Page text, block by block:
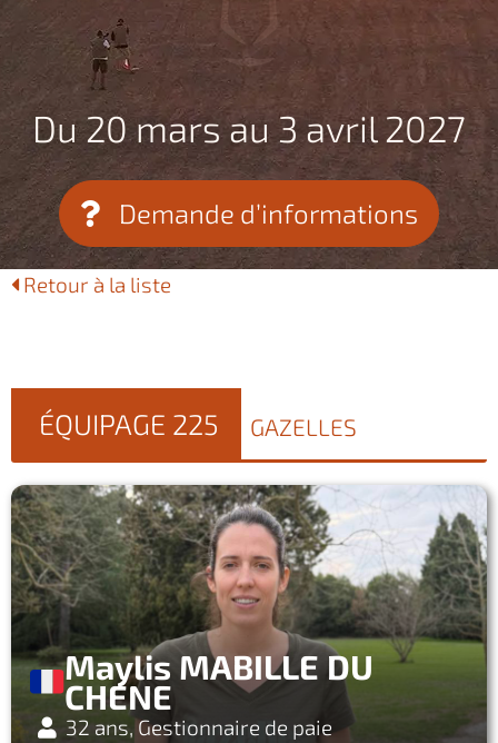
Du 20 mars au 3 avril 2027
Demande d’informations
Retour à la liste
ÉQUIPAGE 225 GAZELLES
Maylis MABILLE DU
CHENE
32 ans, Gestionnaire de paie